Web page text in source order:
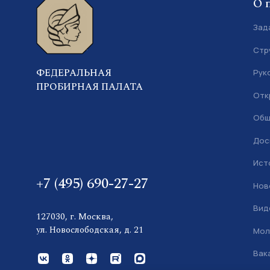
ФЕДЕРАЛЬНАЯ
ПРОБИРНАЯ ПАЛАТА
+7 (495) 690-27-27
127030, г. Москва,
ул. Новослободская, д. 21
О